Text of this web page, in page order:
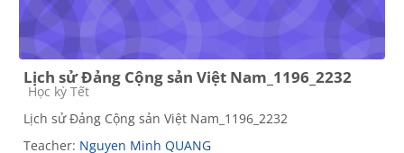
Lịch sử Đảng Cộng sản Việt Nam_1196_2232
Course category
Học kỳ Tết
Lịch sử Đảng Cộng sản Việt Nam_1196_2232
Teacher: Nguyen Minh QUANG